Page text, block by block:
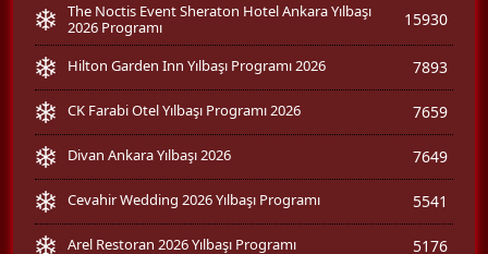
The Noctis Event Sheraton Hotel Ankara Yılbaşı
2026 Programı
15930
Hilton Garden Inn Yılbaşı Programı 2026 7893
CK Farabi Otel Yılbaşı Programı 2026 7659
Divan Ankara Yılbaşı 2026 7649
Cevahir Wedding 2026 Yılbaşı Programı 5541
Arel Restoran 2026 Yılbaşı Programı 5176